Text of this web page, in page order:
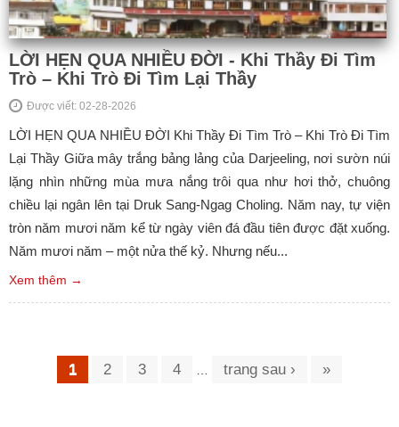
LỜI HẸN QUA NHIỀU ĐỜI - Khi Thầy Đi Tìm
Trò – Khi Trò Đi Tìm Lại Thầy
Được viết: 02-28-2026
LỜI HẸN QUA NHIỀU ĐỜI Khi Thầy Đi Tìm Trò – Khi Trò Đi Tìm
Lại Thầy Giữa mây trắng bảng lảng của Darjeeling, nơi sườn núi
lặng nhìn những mùa mưa nắng trôi qua như hơi thở, chuông
chiều lại ngân lên tại Druk Sang-Ngag Choling. Năm nay, tự viện
tròn năm mươi năm kể từ ngày viên đá đầu tiên được đặt xuống.
Năm mươi năm – một nửa thế kỷ. Nhưng nếu...
Xem thêm →
1 2 3 4 trang sau › »